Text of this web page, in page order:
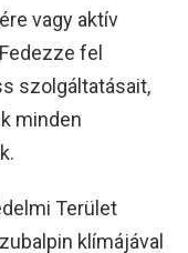
vagy aktív
fel
szolgáltatásait,
minden
Terület
klímájával